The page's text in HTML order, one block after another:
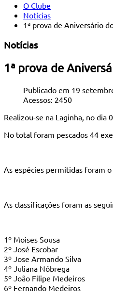
O Clube
Notícias
1ª prova de Aniversário
Notícias
1ª prova de
Publicado em 19
Acessos: 2450
Realizou-se na Laginha, no dia
No total foram pescados 44
As espécies permitidas foram o
As classificações foram as
1º Moises Sousa
2º José Escobar
3º Jose Armando Silva
4º Juliana Nóbrega
5º João Filipe Medeiros
6º Fernando Medeiros